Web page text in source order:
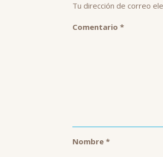
Tu dirección de correo
Comentario *
Nombre *